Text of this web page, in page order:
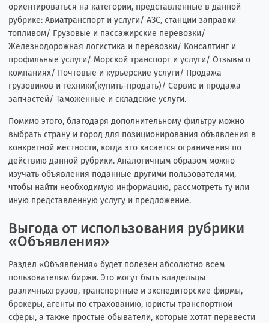
ориентироваться на категории, представленные в данной
рубрике: Авиатранспорт и услуги/ АЗС, станции заправки
топливом/ Грузовые и пассажирские перевозки/
Железнодорожная логистика и перевозки/ Консалтинг и
профильные услуги/ Морской транспорт и услуги/ Отзывы о
компаниях/ Почтовые и курьерские услуги/ Продажа
грузовиков и техники(купить-продать)/ Сервис и продажа
запчастей/ Таможенные и складские услуги.
Помимо этого, благодаря дополнительному фильтру можно
выбрать страну и город для позиционирования объявления в
конкретной местности, когда это касается ограничения по
действию данной рубрики. Аналогичным образом можно
изучать объявления поданные другими пользователями,
чтобы найти необходимую информацию, рассмотреть ту или
иную представленную услугу и предложение.
Выгода от использования рубрики
«Объявления»
Раздел «Объявления» будет полезен абсолютно всем
пользователям биржи. Это могут быть владельцы
различныхгрузов, транспортные и экспедиторские фирмы,
брокеры, агенты по страхованию, юристы транспортной
сферы, а также простые обыватели, которые хотят перевести